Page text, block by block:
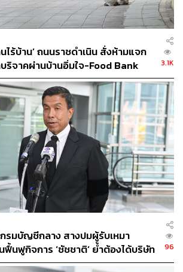
เร็จแล้ว เช่น สวนหัวลำโพงรุกขนิเวศน์,
Backyard และสวนสาธารณะ
ายของพิชชาภา ที่ได้กล่าวถึง
งนวัตกรรมทางสังคมเพื่อย่านและชุมชน
นการหรือเทคโนโลยีที่จะส่งเสริม
มเป็นอยู่ของคนให้ดีขึ้น เท่าเทียมมาก
ตัวได้ในสถานการณ์ที่เปลี่ยนแปลงอยู่
วามสำคัญกับความเป็นอยู่ทางเศรษฐกิจ
และสังคม
า สิ่งสำคัญคือการฟังเสียงของภาคเอกชน
าสมดุลระหว่างปัญหาในอดีตและ
คต ย้ำภาคเอกชนต้องมีส่วนในการสร้าง
นง-บางนา ขอให้โครงการนี้เป็นต้นแบบ
ฝาก กทม. ทำให้เป็นรูปธรรม พร้อม
คัญว่าจะใช้เวลาพัฒนา 10 หรือ 20 ปี
รกของการพัฒนา
ไร้บ้าน’ ถนนราชดำเนิน สั่งห้ามแจก
บริจาคผ่านบ้านอิ่มใจ-Food Bank
3.1K
รมบัญชีกลาง สางปมผู้รับเหมา
นฟูกิจการ ‘ชัชชาติ’ ย้ำต้องได้บริษัท
จกต์ดีเลย์
96